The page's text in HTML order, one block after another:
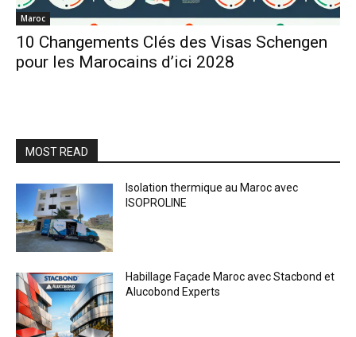
Maroc
10 Changements Clés des Visas Schengen
pour les Marocains d’ici 2028
MOST READ
Isolation thermique au Maroc avec
ISOPROLINE
Habillage Façade Maroc avec Stacbond et
Alucobond Experts